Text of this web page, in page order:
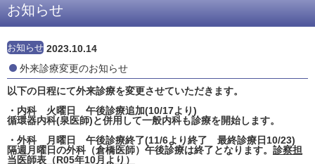
お知らせ
お知らせ 2023.10.14
外来診療変更のお知らせ
以下の日程にて外来診療を変更させていただきます。
・内科 火曜日 午後診療追加(10/17より)
循環器内科(泉医師)と併用して一般内科も診療を開始します。
・外科 月曜日 午後診療終了(11/6より終了 最終診療日10/23)
隔週月曜日の外科（倉橋医師）午後診療は終了となります。 診察担
当医師表（R05年10月より）